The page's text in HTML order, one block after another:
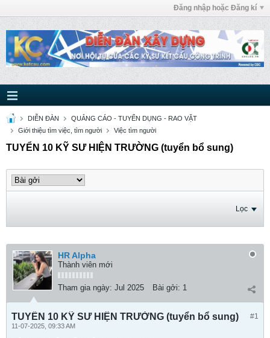
Đăng nhập hoặc Đăng kí
DIỄN ĐÀN
QUẢNG CÁO - TUYỂN DỤNG - RAO VẶT
Giới thiệu tìm việc, tìm người
Việc tìm người
TUYỂN 10 KỸ SƯ HIỆN TRƯỜNG (tuyển bổ sung)
Lọc
HR Alpha
Thành viên mới
Tham gia ngày: Jul 2025 Bài gởi: 1
#1
TUYỂN 10 KỸ SƯ HIỆN TRƯỜNG (tuyển bổ sung)
11-07-2025, 09:33 AM